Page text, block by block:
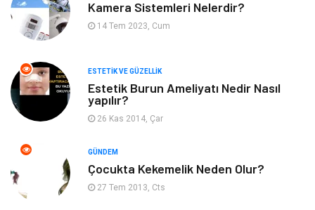
Kadın Hastalıkları Alternatif Tıp
Güzellik
Beslenme
Psikolojik Hastalıklar
Kanser
Kamera Sistemleri Nelerdir?
14 Tem 2023, Cum
ESTETIK VE GÜZELLIK
Estetik Burun Ameliyatı Nedir Nasıl
yapılır?
26 Kas 2014, Çar
GÜNDEM
Çocukta Kekemelik Neden Olur?
27 Tem 2013, Cts